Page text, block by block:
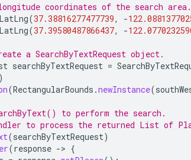
coordinates of the search area.
LatLng(37.38816277477739, -
LatLng(37.39580487866437, -
a SearchByTextRequest object.
searchByTextRequest =
)
(RectangularBounds .newInstance(
to perform the search.
to process the returned List of
(searchByTextRequest)
(response -> {